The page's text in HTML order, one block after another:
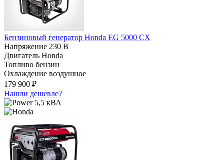
Бензиновый генератор Honda EG 5000 CX
Напряжение 230 В
Двигатель Honda
Топливо бензин
Охлаждение воздушное
179 900 ₽
Нашли дешевле?
5,5 кВА